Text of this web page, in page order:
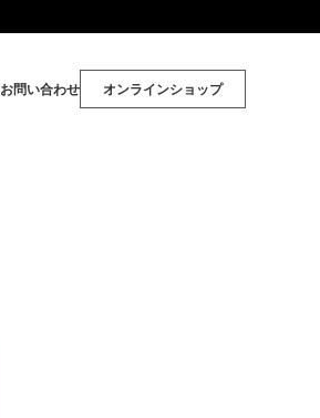
お問い合わせ オンラインショップ